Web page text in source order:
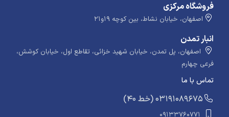
فروشگاه مرکزی
اصفهان، خیابان نشاط، بین کوچه ۱۹و۲۱
انبار تمدن
اصفهان، پل تمدن، خیابان شهید خزائی، تقاطع اول، خیابان کوشش،
فرعی چهارم
تماس با ما
​​​ (40 خط) 03191089675
09133760771